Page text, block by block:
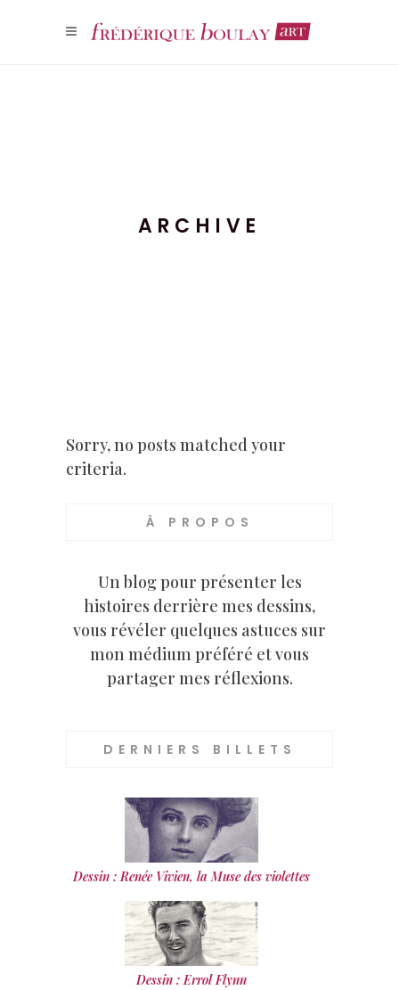
ARCHIVE
Sorry, no posts matched your
criteria.
À PROPOS
Un blog pour présenter les
histoires derrière mes dessins,
vous révéler quelques astuces sur
mon médium préféré et vous
partager mes réflexions.
DERNIERS BILLETS
Dessin : Renée Vivien, la Muse des violettes
Dessin : Errol Flynn